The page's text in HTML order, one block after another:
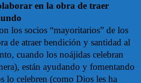
en la obra de traer
los socios “mayoritarios” de los
de atraer bendición y santidad al
cuando los noájidas celebran
están ayudando y fomentando
lo celebren (como Dios les ha